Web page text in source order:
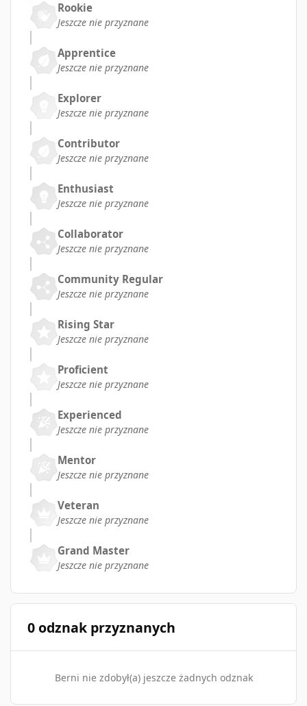
Rookie
Jeszcze nie przyznane
Apprentice
Jeszcze nie przyznane
Explorer
Jeszcze nie przyznane
Contributor
Jeszcze nie przyznane
Enthusiast
Jeszcze nie przyznane
Collaborator
Jeszcze nie przyznane
Community Regular
Jeszcze nie przyznane
Rising Star
Jeszcze nie przyznane
Proficient
Jeszcze nie przyznane
Experienced
Jeszcze nie przyznane
Mentor
Jeszcze nie przyznane
Veteran
Jeszcze nie przyznane
Grand Master
Jeszcze nie przyznane
0 odznak przyznanych
Berni nie zdobył(a) jeszcze żadnych odznak